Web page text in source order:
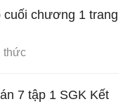
cuối chương 1 trang
thức
7 tập 1 SGK Kết